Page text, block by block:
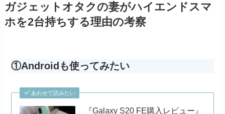
ガジェットオタクの妻がハイエンドスマ
ホを2台持ちする理由の考察
①Androidも使ってみたい
あわせて読みたい
『Galaxy S20 FE購入レビュー』